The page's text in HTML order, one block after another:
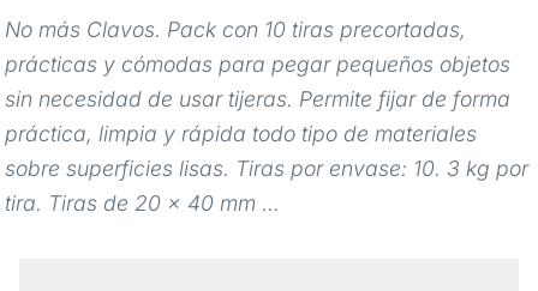
No más Clavos. Pack con 10 tiras precortadas,
prácticas y cómodas para pegar pequeños objetos
sin necesidad de usar tijeras. Permite fijar de forma
práctica, limpia y rápida todo tipo de materiales
sobre superficies lisas. Tiras por envase: 10. 3 kg por
tira. Tiras de 20 x 40 mm ...